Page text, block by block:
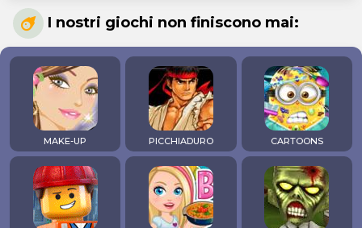
I nostri giochi non finiscono mai:
MAKE-UP PICCHIADURO CARTOONS